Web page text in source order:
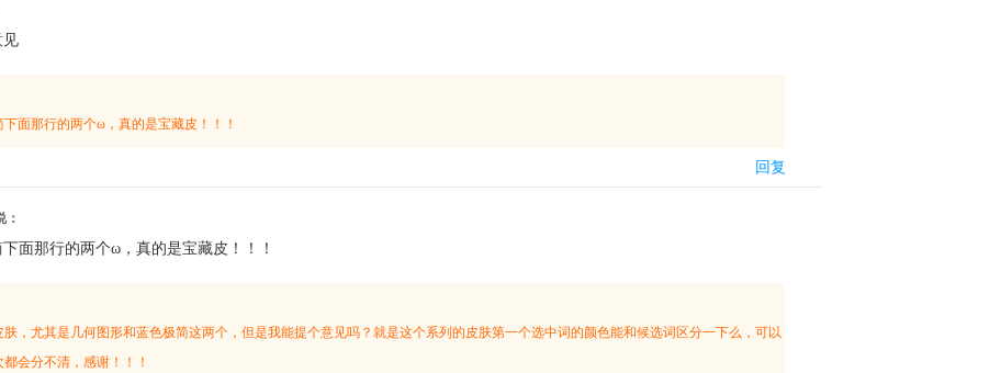
见
面那行的两个ω，真的是宝藏皮！！！
回复
：
面那行的两个ω，真的是宝藏皮！！！
，尤其是几何图形和蓝色极简这两个，但是我能提个意见吗？就是这个系列的皮肤第一个选中词的颜色能和候选词区分一下么，可以
会分不清，感谢！！！